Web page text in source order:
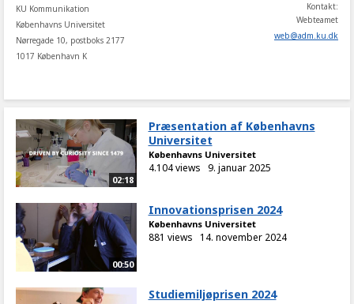
KU Kommunikation
Københavns Universitet
Nørregade 10, postboks 2177
1017 København K
Kontakt:
Webteamet
web@adm.ku.dk
02:18
Præsentation af Københavns
Universitet
Københavns Universitet
4.104 views 9. januar 2025
00:50
Innovationsprisen 2024
Københavns Universitet
881 views 14. november 2024
Studiemiljøprisen 2024